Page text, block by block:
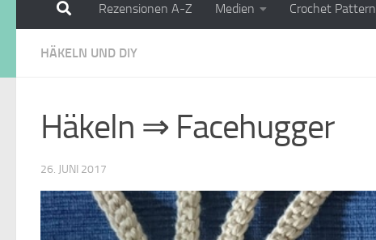
Rezensionen A-Z Medien Crochet Pattern
HÄKELN UND DIY
Häkeln ⇒ Facehugger
26. JUNI 2017